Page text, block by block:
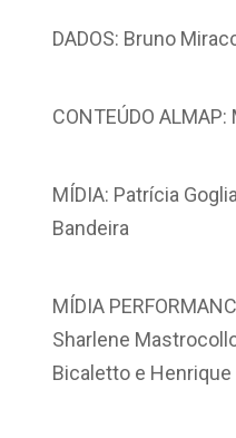
DADOS: Bruno
CONTEÚDO
MÍDIA: Patrícia
Bandeira
MÍDIA
Sharlene
Bicaletto e Henrique